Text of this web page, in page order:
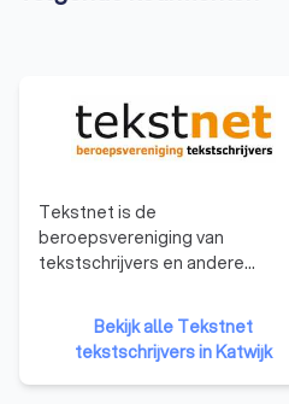
Tekstnet is de
beroepsvereniging van
tekstschrijvers en andere
en Vlaanderen. Ons doel is om
tekstschrijvers te
professionaliseren en collegiaal
contact tussen leden te
Bekijk alle Tekstnet
tekstschrijvers in Katwijk